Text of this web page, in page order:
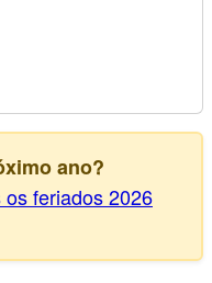
ano?
os feriados 2026